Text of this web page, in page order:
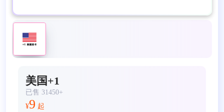
美国+1
已售 31450+
¥9 起